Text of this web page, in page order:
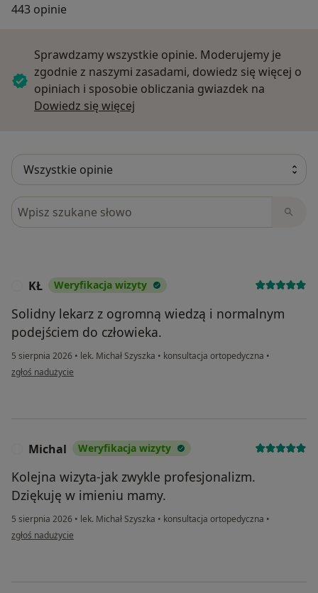
443 opinie
Sprawdzamy wszystkie opinie. Moderujemy je
zgodnie z naszymi zasadami, dowiedz się więcej o
opiniach i sposobie obliczania gwiazdek na
Dowiedz się więcej
Szukaj w opiniach
KŁ Weryfikacja wizyty
Solidny lekarz z ogromną wiedzą i normalnym
podejściem do człowieka.
5 sierpnia 2026 • lek. Michał Szyszka • konsultacja ortopedyczna •
w opinii użytkownika KŁ
zgłoś nadużycie
Michal Weryfikacja wizyty
Kolejna wizyta-jak zwykle profesjonalizm.
Dziękuję w imieniu mamy.
5 sierpnia 2026 • lek. Michał Szyszka • konsultacja ortopedyczna •
w opinii użytkownika Michal
zgłoś nadużycie